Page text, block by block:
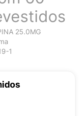
25.0MG
1